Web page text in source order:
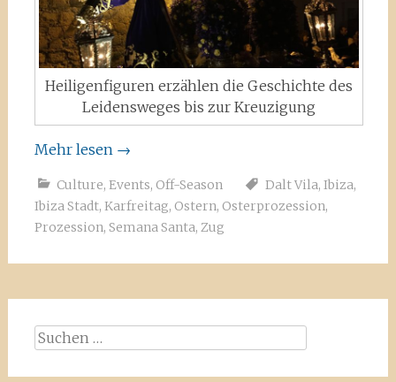
Heiligenfiguren erzählen die Geschichte des
Leidensweges bis zur Kreuzigung
Mehr lesen →
Culture, Events, Off-Season Dalt Vila, Ibiza,
Ibiza Stadt, Karfreitag, Ostern, Osterprozession,
Prozession, Semana Santa, Zug
Suchen
nach: